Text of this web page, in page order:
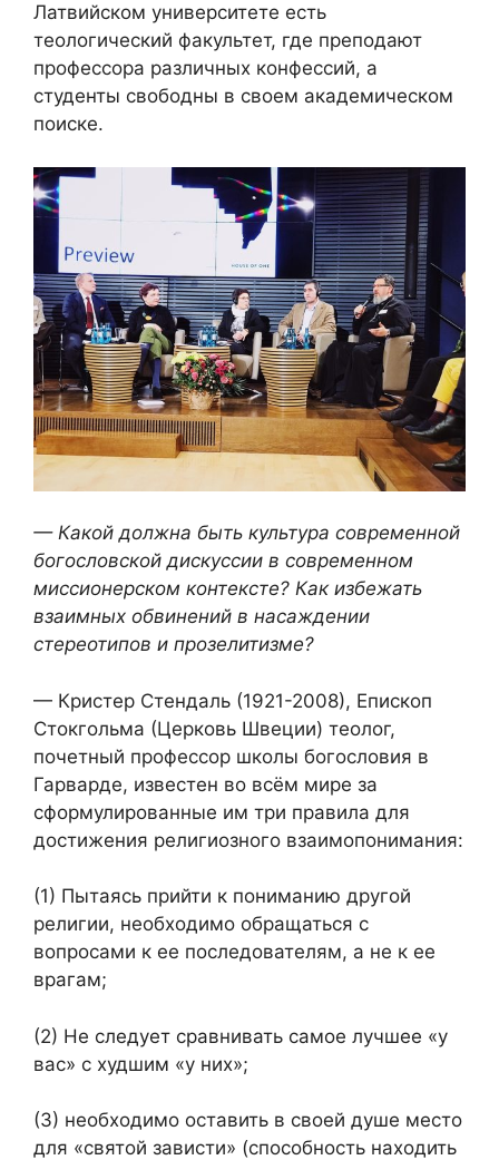
Латвийском университете есть
теологический факультет, где преподают
профессора различных конфессий, а
студенты свободны в своем академическом
поиске.
— Какой должна быть культура современной
богословской дискуссии в современном
миссионерском контексте? Как избежать
взаимных обвинений в насаждении
стереотипов и прозелитизме?
— Кристер Стендаль (1921-2008), Епископ
Стокгольма (Церковь Швеции) теолог,
почетный профессор школы богословия в
Гарварде, известен во всём мире за
сформулированные им три правила для
достижения религиозного взаимопонимания:
(1) Пытаясь прийти к пониманию другой
религии, необходимо обращаться с
вопросами к ее последователям, а не к ее
врагам;
(2) Не следует сравнивать самое лучшее «у
вас» с худшим «у них»;
(3) необходимо оставить в своей душе место
для «святой зависти» (способность находить